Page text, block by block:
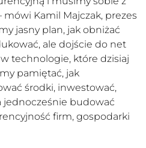
Kamil Majczak, prezes
jasny plan, jak obniżać
ale dojście do net
technologie, które dzisiaj
pamiętać, jak
środki, inwestować,
jednocześnie budować
firm, gospodarki